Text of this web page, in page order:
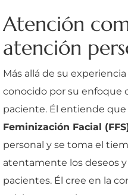
Atención
atención
Más allá de su
conocido por su enfoque
paciente. Él entiende
Feminización Facial
personal y se toma el
atentamente los deseos
pacientes. Él cree en la